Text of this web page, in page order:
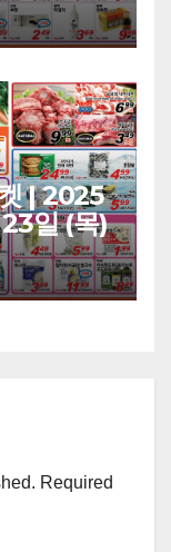
| 2025
일 (목)
Required